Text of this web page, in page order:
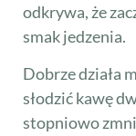
odkrywa, że
smak jedzenia.
Dobrze działa
słodzić kawę
stopniowo